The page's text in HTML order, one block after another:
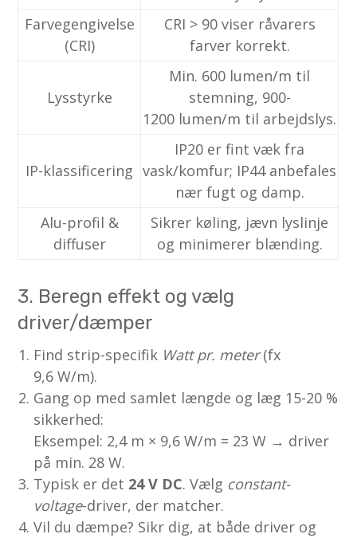
Farvegengivelse
(CRI)
CRI > 90 viser råvarers
farver korrekt.
Lysstyrke
Min. 600 lumen/m til
stemning, 900-
1200 lumen/m til arbejdslys.
IP-klassificering
IP20 er fint væk fra
vask/komfur; IP44 anbefales
nær fugt og damp.
Alu-profil &
diffuser
Sikrer køling, jævn lyslinje
og minimerer blænding.
3. Beregn effekt og vælg
driver/dæmper
Find strip-specifik Watt pr. meter(fx
9,6 W/m).
Gang op med samlet længde og læg 15-20 %
sikkerhed:
Eksempel: 2,4 m × 9,6 W/m = 23 W → driver
på min. 28 W.
Typisk er det 24 V DC. Vælg constant-
voltage-driver, der matcher.
Vil du dæmpe? Sikr dig, at både driver og